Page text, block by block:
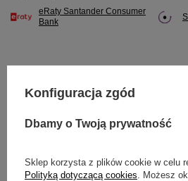
eRaty Santander Consumer
Bank
Potrzebujesz pomocy?
najciekawsze pytania i odpowiedzi
Konfiguracja zgód
Dbamy o Twoją prywatność
Sklep korzysta z plików cookie w celu
Polityką dotyczącą cookies . Możesz